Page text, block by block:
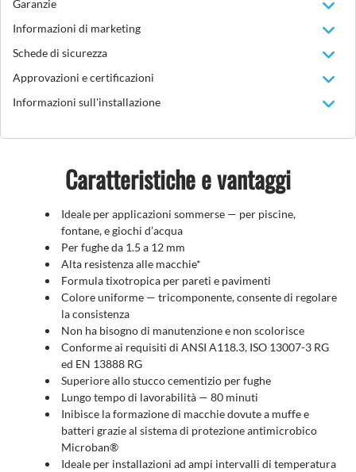
Garanzie
Informazioni di marketing
Schede di sicurezza
Approvazioni e certificazioni
Informazioni sull'installazione
Caratteristiche e vantaggi
Ideale per applicazioni sommerse — per piscine,
fontane, e giochi d’acqua
Per fughe da 1.5 a 12 mm
Alta resistenza alle macchie*
Formula tixotropica per pareti e pavimenti
Colore uniforme — tricomponente, consente di regolare
la consistenza
Non ha bisogno di manutenzione e non scolorisce
Conforme ai requisiti di ANSI A118.3, ISO 13007-3 RG
ed EN 13888 RG
Superiore allo stucco cementizio per fughe
Lungo tempo di lavorabilità — 80 minuti
Inibisce la formazione di macchie dovute a muffe e
batteri grazie al sistema di protezione antimicrobico
Microban®
Ideale per installazioni ad ampi intervalli di temperatura